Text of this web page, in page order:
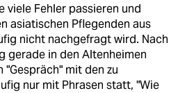
viele Fehler passieren und
asiatischen Pflegenden aus
nicht nachgefragt wird. Nach
gerade in den Altenheimen
"Gespräch" mit den zu
nur mit Phrasen statt, "Wie